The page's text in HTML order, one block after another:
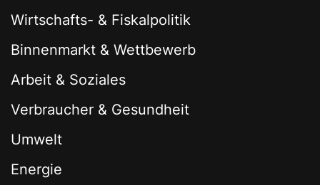
Wirtschafts- & Fiskalpolitik
Binnenmarkt & Wettbewerb
Arbeit & Soziales
Verbraucher & Gesundheit
Umwelt
Energie